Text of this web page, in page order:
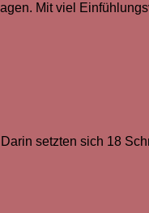
Mit viel
setzten sich 18